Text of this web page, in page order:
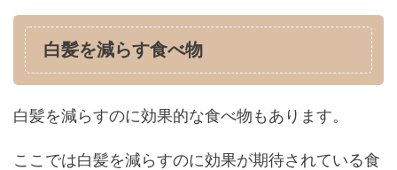
白髪を減らす食べ物
白髪を減らすのに効果的な食べ物もあります。
ここでは白髪を減らすのに効果が期待されている食